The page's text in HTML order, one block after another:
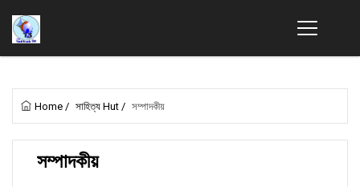
Home / সাহিত্য Hut / সম্পাদকীয়
সম্পাদকীয়